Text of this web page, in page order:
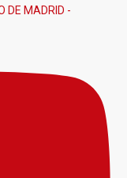
DE MADRID -